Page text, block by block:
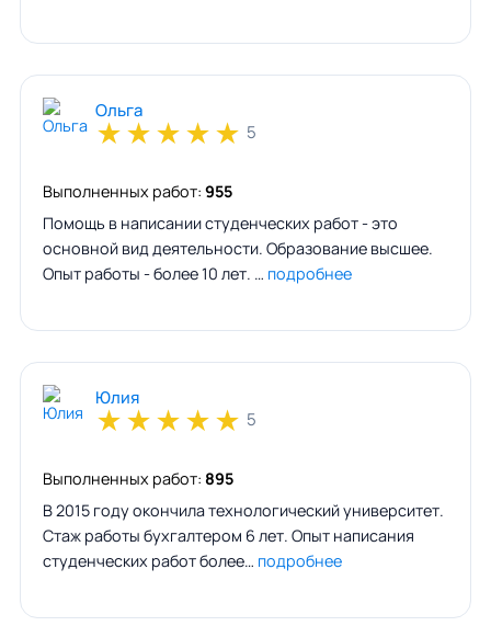
Ольга
★★★★★ 5
Выполненных работ: 955
Помощь в написании студенческих работ - это
основной вид деятельности. Образование высшее.
Опыт работы - более 10 лет. … подробнее
Юлия
★★★★★ 5
Выполненных работ: 895
В 2015 году окончила технологический университет.
Стаж работы бухгалтером 6 лет. Опыт написания
студенческих работ более… подробнее